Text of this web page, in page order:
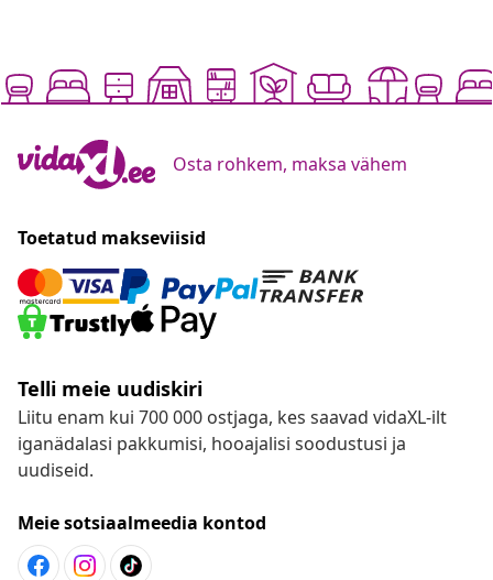
Osta rohkem, maksa vähem
Toetatud makseviisid
Telli meie uudiskiri
Liitu enam kui 700 000 ostjaga, kes saavad vidaXL-ilt
iganädalasi pakkumisi, hooajalisi soodustusi ja
uudiseid.
Meie sotsiaalmeedia kontod